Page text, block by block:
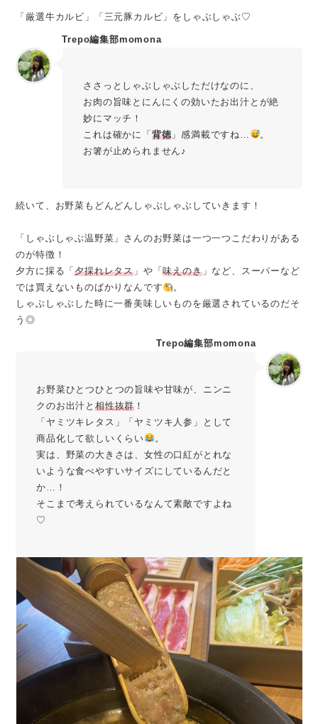
「厳選牛カルビ」「三元豚カルビ」をしゃぶしゃぶ♡
Trepo編集部momona
ささっとしゃぶしゃぶしただけなのに、
お肉の旨味とにんにくの効いたお出汁とが絶
妙にマッチ！
これは確かに「 背徳 」感満載ですね…
。
お箸が止められません♪
続いて、お野菜もどんどんしゃぶしゃぶしていきます！
「しゃぶしゃぶ温野菜」さんのお野菜は一つ一つこだわりがある
のが特徴！
夕方に採る「夕採れレタス 」や「味えのき」など、スーパーなど
では買えないものばかりなんです
。
しゃぶしゃぶした時に一番美味しいものを厳選されているのだそ
う◎
Trepo編集部momona
お野菜ひとつひとつの旨味や甘味が、ニンニ
クのお出汁と 相性抜群 ！
「ヤミツキレタス」「ヤミツキ人参」として
商品化して欲しいくらい
。
実は、野菜の大きさは、女性の口紅がとれな
いような食べやすいサイズにしているんだと
か…！
そこまで考えられているなんて素敵ですよね
♡